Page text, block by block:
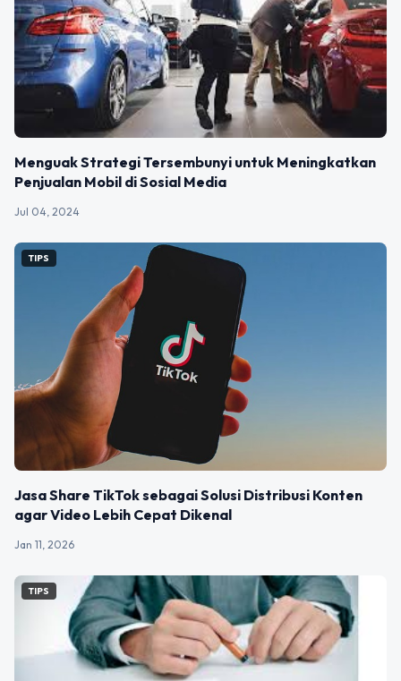
Menguak Strategi Tersembunyi untuk Meningkatkan
Penjualan Mobil di Sosial Media
Jul 04, 2024
TIPS
Jasa Share TikTok sebagai Solusi Distribusi Konten
agar Video Lebih Cepat Dikenal
Jan 11, 2026
TIPS